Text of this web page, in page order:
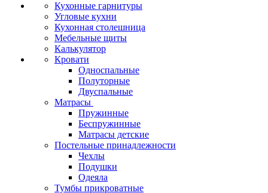
Кухонные гарнитуры
Угловые кухни
Кухонная столешница
Мебельные щиты
Калькулятор
Кровати
Односпальные
Полуторные
Двуспальные
Матрасы
Пружинные
Беспружинные
Матрасы детские
Постельные принадлежности
Чехлы
Подушки
Одеяла
Тумбы прикроватные